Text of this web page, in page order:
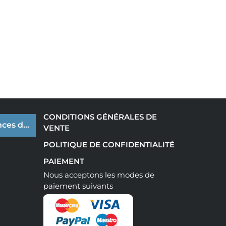
de cookies
CONDITIONS GÉNÉRALES DE
VENTE
POLITIQUE DE CONFIDENTIALITÉ
PAIEMENT
Nous acceptons les modes de
paiement suivants